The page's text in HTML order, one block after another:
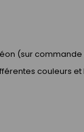
(sur
couleurs et